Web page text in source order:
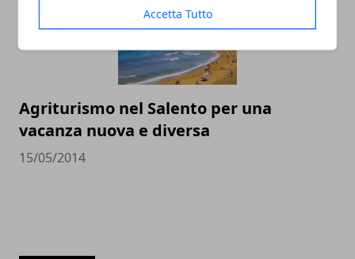
Accetta Tutto
Agriturismo nel Salento per una
vacanza nuova e diversa
15/05/2014